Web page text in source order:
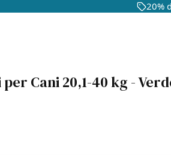
20%
Cani 20,1-40 kg -